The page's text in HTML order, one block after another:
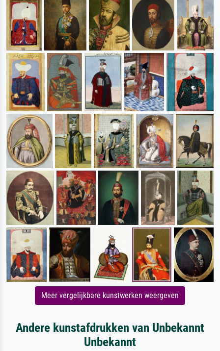
Meer vergelijkbare kunstwerken weergeven
Andere kunstafdrukken van Unbekannt
Unbekannt